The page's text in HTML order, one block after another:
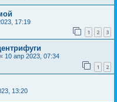
17:19
1 2 3
« 10 апр 2023, 07:34
1 2
13:20